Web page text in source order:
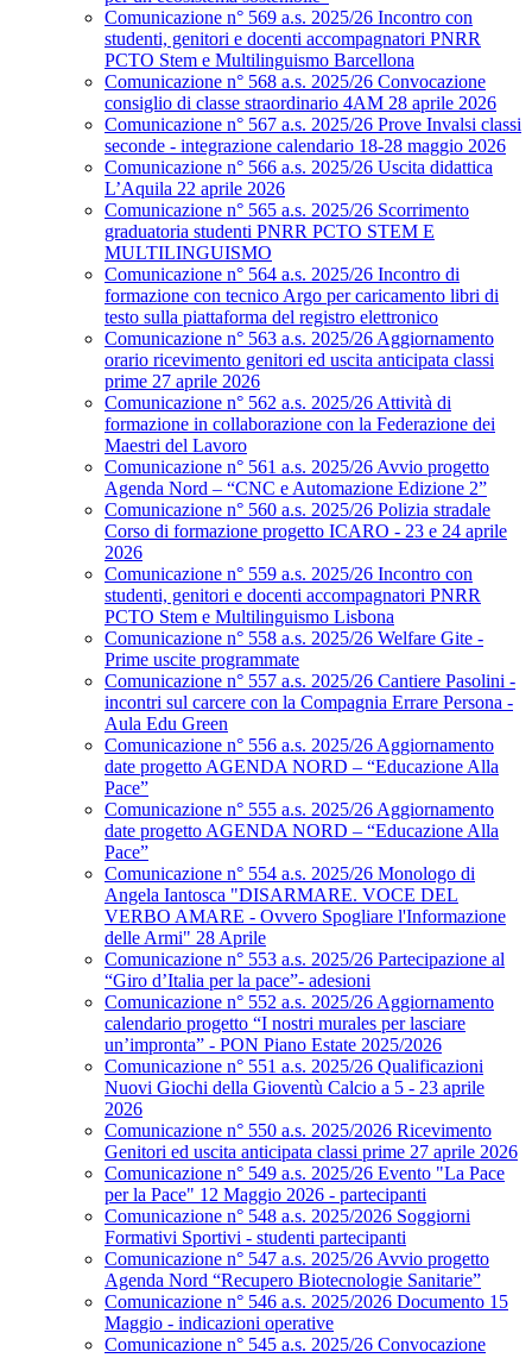
Comunicazione n° 569 a.s. 2025/26 Incontro con
studenti, genitori e docenti accompagnatori PNRR
PCTO Stem e Multilinguismo Barcellona
Comunicazione n° 568 a.s. 2025/26 Convocazione
consiglio di classe straordinario 4AM 28 aprile 2026
Comunicazione n° 567 a.s. 2025/26 Prove Invalsi classi
seconde - integrazione calendario 18-28 maggio 2026
Comunicazione n° 566 a.s. 2025/26 Uscita didattica
L’Aquila 22 aprile 2026
Comunicazione n° 565 a.s. 2025/26 Scorrimento
graduatoria studenti PNRR PCTO STEM E
MULTILINGUISMO
Comunicazione n° 564 a.s. 2025/26 Incontro di
formazione con tecnico Argo per caricamento libri di
testo sulla piattaforma del registro elettronico
Comunicazione n° 563 a.s. 2025/26 Aggiornamento
orario ricevimento genitori ed uscita anticipata classi
prime 27 aprile 2026
Comunicazione n° 562 a.s. 2025/26 Attività di
formazione in collaborazione con la Federazione dei
Maestri del Lavoro
Comunicazione n° 561 a.s. 2025/26 Avvio progetto
Agenda Nord – “CNC e Automazione Edizione 2”
Comunicazione n° 560 a.s. 2025/26 Polizia stradale
Corso di formazione progetto ICARO - 23 e 24 aprile
2026
Comunicazione n° 559 a.s. 2025/26 Incontro con
studenti, genitori e docenti accompagnatori PNRR
PCTO Stem e Multilinguismo Lisbona
Comunicazione n° 558 a.s. 2025/26 Welfare Gite -
Prime uscite programmate
Comunicazione n° 557 a.s. 2025/26 Cantiere Pasolini -
incontri sul carcere con la Compagnia Errare Persona -
Aula Edu Green
Comunicazione n° 556 a.s. 2025/26 Aggiornamento
date progetto AGENDA NORD – “Educazione Alla
Pace”
Comunicazione n° 555 a.s. 2025/26 Aggiornamento
date progetto AGENDA NORD – “Educazione Alla
Pace”
Comunicazione n° 554 a.s. 2025/26 Monologo di
Angela Iantosca "DISARMARE. VOCE DEL
VERBO AMARE - Ovvero Spogliare l'Informazione
delle Armi" 28 Aprile
Comunicazione n° 553 a.s. 2025/26 Partecipazione al
“Giro d’Italia per la pace”- adesioni
Comunicazione n° 552 a.s. 2025/26 Aggiornamento
calendario progetto “I nostri murales per lasciare
un’impronta” - PON Piano Estate 2025/2026
Comunicazione n° 551 a.s. 2025/26 Qualificazioni
Nuovi Giochi della Gioventù Calcio a 5 - 23 aprile
2026
Comunicazione n° 550 a.s. 2025/2026 Ricevimento
Genitori ed uscita anticipata classi prime 27 aprile 2026
Comunicazione n° 549 a.s. 2025/26 Evento "La Pace
per la Pace" 12 Maggio 2026 - partecipanti
Comunicazione n° 548 a.s. 2025/2026 Soggiorni
Formativi Sportivi - studenti partecipanti
Comunicazione n° 547 a.s. 2025/26 Avvio progetto
Agenda Nord “Recupero Biotecnologie Sanitarie”
Comunicazione n° 546 a.s. 2025/2026 Documento 15
Maggio - indicazioni operative
Comunicazione n° 545 a.s. 2025/26 Convocazione